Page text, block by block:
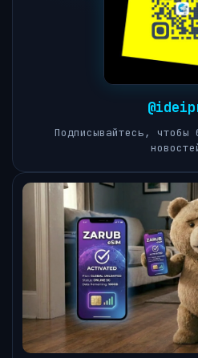
Подписывайтесь, чтобы